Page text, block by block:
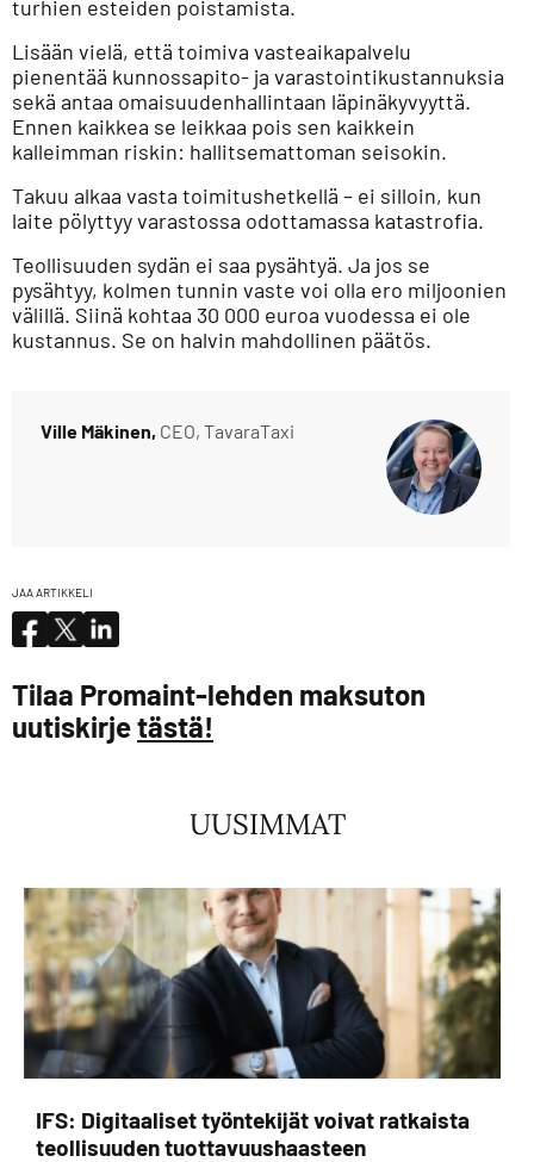
turhien esteiden poistamista.
Lisään vielä, että toimiva vasteaikapalvelu
pienentää kunnossapito- ja varastointikustannuksia
sekä antaa omaisuudenhallintaan läpinäkyvyyttä.
Ennen kaikkea se leikkaa pois sen kaikkein
kalleimman riskin: hallitsemattoman seisokin.
Takuu alkaa vasta toimitushetkellä – ei silloin, kun
laite pölyttyy varastossa odottamassa katastrofia.
Teollisuuden sydän ei saa pysähtyä. Ja jos se
pysähtyy, kolmen tunnin vaste voi olla ero miljoonien
välillä. Siinä kohtaa 30 000 euroa vuodessa ei ole
kustannus. Se on halvin mahdollinen päätös.
Ville Mäkinen, CEO, TavaraTaxi
JAA ARTIKKELI
Tilaa Promaint-lehden maksuton
uutiskirjetästä!
UUSIMMAT
IFS: Digitaaliset työntekijät voivat ratkaista
teollisuuden tuottavuushaasteen